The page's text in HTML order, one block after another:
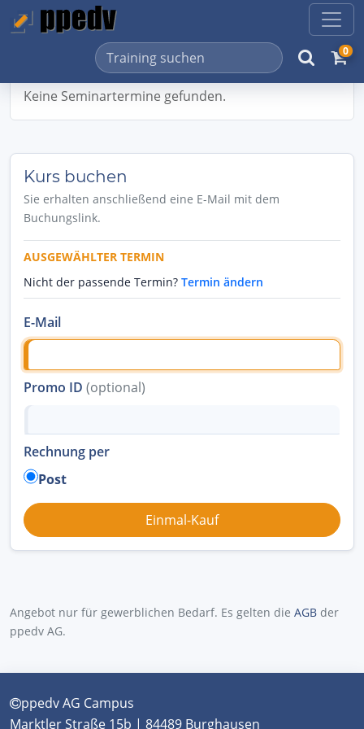
0
Keine Seminartermine gefunden.
Kurs buchen
Sie erhalten anschließend eine E-Mail mit dem
Buchungslink.
AUSGEWÄHLTER TERMIN
Nicht der passende Termin? Termin ändern
E-Mail
Promo ID (optional)
Rechnung per
Post
Angebot nur für gewerblichen Bedarf. Es gelten die AGB der
ppedv AG.
ppedv AG Campus
Marktler Straße 15b | 84489 Burghausen